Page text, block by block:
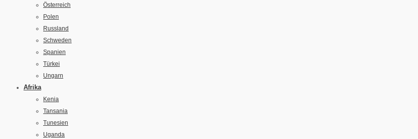
Österreich
Polen
Russland
Schweden
Spanien
Türkei
Ungarn
Afrika
Kenia
Tansania
Tunesien
Uganda